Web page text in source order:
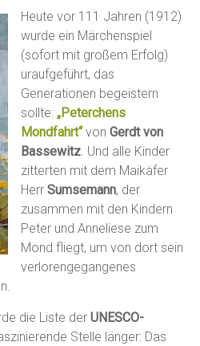
Heute vor 111 Jahren (1912)
wurde ein Märchenspiel
(sofort mit großem Erfolg)
uraufgeführt, das
Generationen begeistern
sollte:„Peterchens
Mondfahrt“ vonGerdt von
Bassewitz. Und alle Kinder
zitterten mit dem Maikäfer
HerrSumsemann, der
zusammen mit den Kindern
Peter und Anneliese zum
Mond fliegt, um von dort sein
verlorengegangenes
die Liste derUNESCO-
Stelle länger: Das